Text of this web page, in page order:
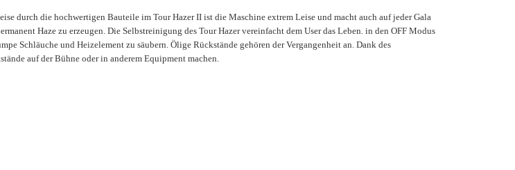
durch die hochwertigen Bauteile im Tour Hazer II ist die Maschine extrem Leise und macht auch auf jeder Gala
Haze zu erzeugen. Die Selbstreinigung des Tour Hazer vereinfacht dem User das Leben. in den OFF Modus
Schläuche und Heizelement zu säubern. Ölige Rückstände gehören der Vergangenheit an. Dank des
auf der Bühne oder in anderem Equipment machen.